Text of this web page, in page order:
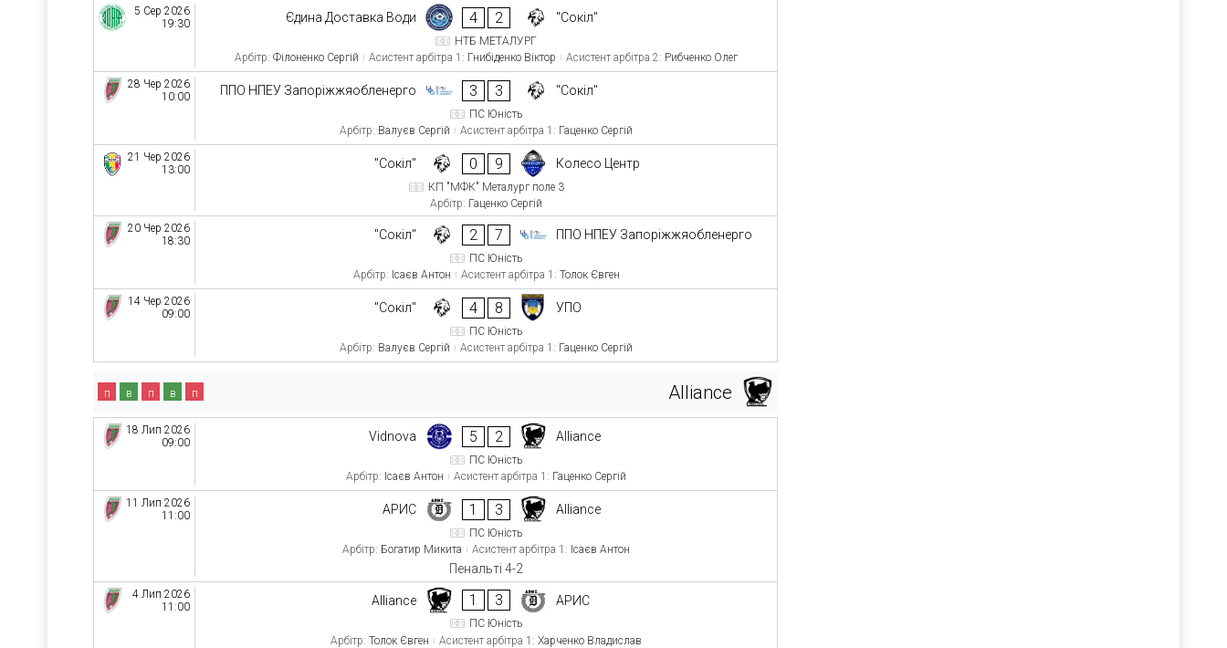
5 Сер 2026
19:30
Єдина Доставка Води 4 2 "Сокіл"
НТБ МЕТАЛУРГ
Арбітр: Філоненко Сергій Асистент арбітра 1: Гнибіденко Віктор Асистент арбітра 2: Рибченко Олег
28 Чер 2026
10:00
ППО НПЕУ Запоріжжяобленерго 3 3 "Сокіл"
ПС Юність
Арбітр: Валуєв Сергій Асистент арбітра 1: Гаценко Сергій
21 Чер 2026
13:00
"Сокіл" 0 9 Колесо Центр
КП "МФК" Металург поле 3
Арбітр: Гаценко Сергій
20 Чер 2026
18:30
"Сокіл" 2 7 ППО НПЕУ Запоріжжяобленерго
ПС Юність
Арбітр: Ісаєв Антон Асистент арбітра 1: Толок Євген
14 Чер 2026
09:00
"Сокіл" 4 8 УПО
ПС Юність
Арбітр: Валуєв Сергій Асистент арбітра 1: Гаценко Сергій
Alliance
п в п в п
18 Лип 2026
09:00
Vidnova 5 2 Alliance
ПС Юність
Арбітр: Ісаєв Антон Асистент арбітра 1: Гаценко Сергій
11 Лип 2026
11:00
АРИС 1 3 Alliance
ПС Юність
Арбітр: Богатир Микита Асистент арбітра 1: Ісаєв Антон
Пенальті 4-2
4 Лип 2026
11:00
Alliance 1 3 АРИС
ПС Юність
Арбітр: Толок Євген Асистент арбітра 1: Харченко Владислав